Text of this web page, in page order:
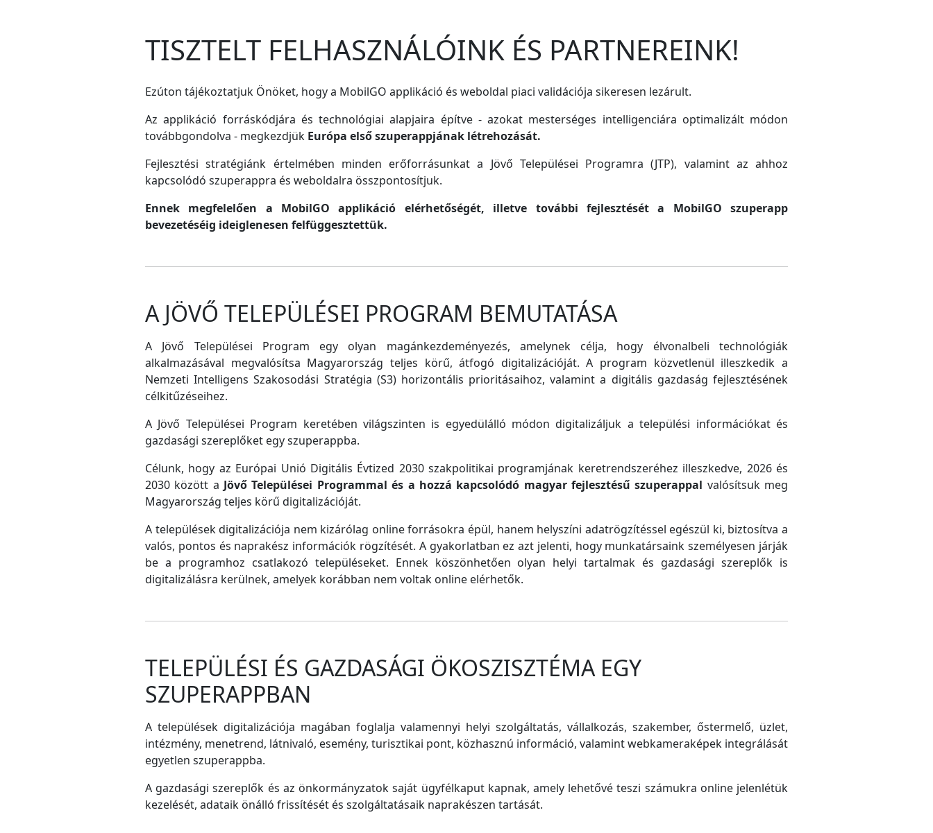
TISZTELT FELHASZNÁLÓINK ÉS PARTNEREINK!
Ezúton tájékoztatjuk Önöket, hogy a MobilGO applikáció és weboldal piaci validációja sikeresen lezárult.
Az applikáció forráskódjára és technológiai alapjaira építve - azokat mesterséges intelligenciára optimalizált módon
továbbgondolva - megkezdjük Európa első szuperappjának létrehozását.
Fejlesztési stratégiánk értelmében minden erőforrásunkat a Jövő Települései Programra (JTP), valamint az ahhoz
kapcsolódó szuperappra és weboldalra összpontosítjuk.
Ennek megfelelően a MobilGO applikáció elérhetőségét, illetve további fejlesztését a MobilGO szuperapp
bevezetéséig ideiglenesen felfüggesztettük.
A JÖVŐ TELEPÜLÉSEI PROGRAM BEMUTATÁSA
A Jövő Települései Program egy olyan magánkezdeményezés, amelynek célja, hogy élvonalbeli technológiák
alkalmazásával megvalósítsa Magyarország teljes körű, átfogó digitalizációját. A program közvetlenül illeszkedik a
Nemzeti Intelligens Szakosodási Stratégia (S3) horizontális prioritásaihoz, valamint a digitális gazdaság fejlesztésének
célkitűzéseihez.
A Jövő Települései Program keretében világszinten is egyedülálló módon digitalizáljuk a települési információkat és
gazdasági szereplőket egy szuperappba.
Célunk, hogy az Európai Unió Digitális Évtized 2030 szakpolitikai programjának keretrendszeréhez illeszkedve, 2026 és
2030 között a Jövő Települései Programmal és a hozzá kapcsolódó magyar fejlesztésű szuperappal valósítsuk meg
Magyarország teljes körű digitalizációját.
A települések digitalizációja nem kizárólag online forrásokra épül, hanem helyszíni adatrögzítéssel egészül ki, biztosítva a
valós, pontos és naprakész információk rögzítését. A gyakorlatban ez azt jelenti, hogy munkatársaink személyesen járják
be a programhoz csatlakozó településeket. Ennek köszönhetően olyan helyi tartalmak és gazdasági szereplők is
digitalizálásra kerülnek, amelyek korábban nem voltak online elérhetők.
TELEPÜLÉSI ÉS GAZDASÁGI ÖKOSZISZTÉMA EGY
SZUPERAPPBAN
A települések digitalizációja magában foglalja valamennyi helyi szolgáltatás, vállalkozás, szakember, őstermelő, üzlet,
intézmény, menetrend, látnivaló, esemény, turisztikai pont, közhasznú információ, valamint webkameraképek integrálását
egyetlen szuperappba.
A gazdasági szereplők és az önkormányzatok saját ügyfélkaput kapnak, amely lehetővé teszi számukra online jelenlétük
kezelését, adataik önálló frissítését és szolgáltatásaik naprakészen tartását.